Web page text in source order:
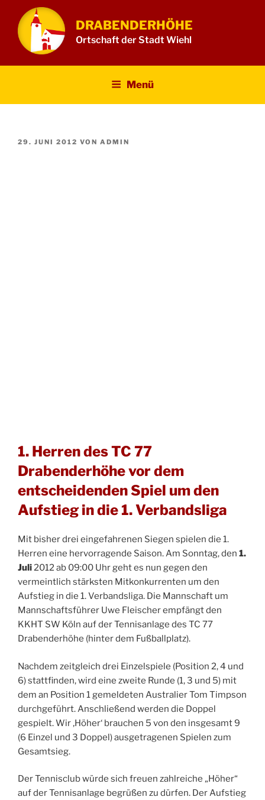
Inhalt
springen
DRABENDERHÖHE
Ortschaft der Stadt Wiehl
Menü
VERÖFFENTLICHT
29. JUNI 2012 VON ADMIN
1. Herren des TC 77
Drabenderhöhe vor dem
entscheidenden Spiel um den
Aufstieg in die 1. Verbandsliga
Mit bisher drei eingefahrenen Siegen spielen die 1.
Herren eine hervorragende Saison. Am Sonntag, den 1.
Juli2012 ab 09:00 Uhr geht es nun gegen den
vermeintlich stärksten Mitkonkurrenten um den
Aufstieg in die 1. Verbandsliga. Die Mannschaft um
Mannschaftsführer Uwe Fleischer empfängt den
KKHT SW Köln auf der Tennisanlage des TC 77
Drabenderhöhe (hinter dem Fußballplatz).
Nachdem zeitgleich drei Einzelspiele (Position 2, 4 und
6) stattfinden, wird eine zweite Runde (1, 3 und 5) mit
dem an Position 1 gemeldeten Australier Tom Timpson
durchgeführt. Anschließend werden die Doppel
gespielt. Wir ‚Höher‘ brauchen 5 von den insgesamt 9
(6 Einzel und 3 Doppel) ausgetragenen Spielen zum
Gesamtsieg.
Der Tennisclub würde sich freuen zahlreiche „Höher“
auf der Tennisanlage begrüßen zu dürfen. Der Aufstieg